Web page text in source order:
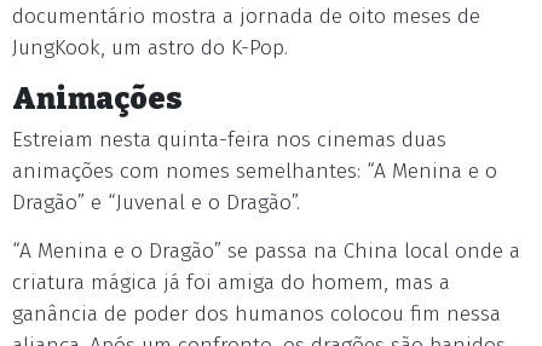
documentário mostra a jornada de oito meses de
JungKook, um astro do K-Pop.
Animações
Estreiam nesta quinta-feira nos cinemas duas
animações com nomes semelhantes: “A Menina e o
Dragão” e “Juvenal e o Dragão”.
“A Menina e o Dragão” se passa na China local onde a
criatura mágica já foi amiga do homem, mas a
ganância de poder dos humanos colocou fim nessa